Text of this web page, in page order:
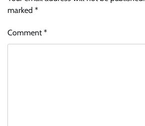
marked *
Comment*